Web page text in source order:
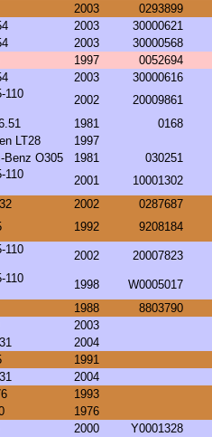
2003
0293899
2003
30000621
2003
30000568
1997
0052694
2003
30000616
110
2002
20009861
1981
0168
LT28
1997
Benz O305 1981
030251
110
2001
10001302
2002
0287687
1992 9208184
110
2002 20007823
110
1998
W0005017
1988
8803790
2003
2004
1991
2004
1993
1976
2000
Y0001328